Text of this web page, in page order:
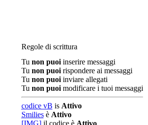
Regole di scrittura
Tu non puoiinserire messaggi
Tu non puoirispondere ai messaggi
Tu non puoiinviare allegati
Tu non puoimodificare i tuoi messaggi
codice vB is Attivo
Smiliesè Attivo
[IMG]il codice è Attivo